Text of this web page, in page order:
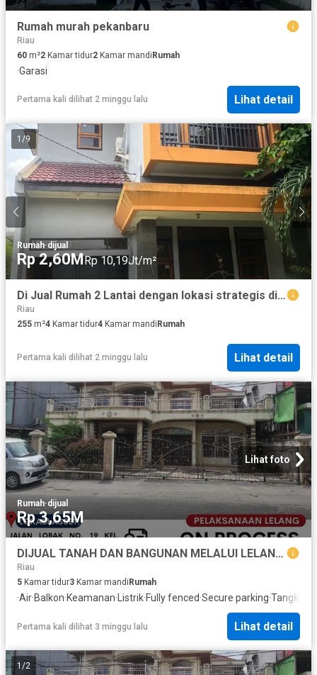
Rumah murah pekanbaru
Riau
60 m²2 Kamar tidur2 Kamar mandiRumah
·Garasi
Pertama kali dilihat 2 minggu lalu Lihat detail
1 /9
Rumah·dijual
Rp 2,60MRp 10,19Jt/m²
Di Jual Rumah 2 Lantai dengan lokasi strategis di Pekanbaru
Riau
255 m²4 Kamar tidur4 Kamar mandi Rumah
Pertama kali dilihat 2 minggu lalu Lihat detail
Lihat foto
Rumah·dijual
Rp 3,65M
DIJUAL TANAH DAN BANGUNAN MELALUI LELANG‼️
Riau
5 Kamar tidur3 Kamar mandiRumah
·Air·Balkon·Keamanan· Listrik·Fully fenced·Secure parking·Tangki air
Pertama kali dilihat 3 minggu lalu Lihat detail
1/2